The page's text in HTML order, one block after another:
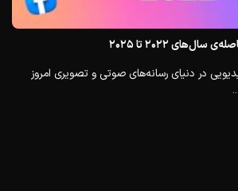
در دنیای رسانه‌های صوتی و تصویری امروز